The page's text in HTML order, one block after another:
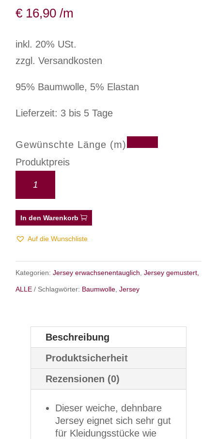
€ 16,90 /m
inkl. 20% USt.
zzgl. Versandkosten
95% Baumwolle, 5% Elastan
Lieferzeit: 3 bis 5 Tage
Gewünschte Länge (m)
Produktpreis
In den Warenkorb
Auf die Wunschliste
Kategorien:Jersey erwachsenentauglich ,Jersey gemustert,
ALLE Schlagwörter: Baumwolle ,Jersey
Beschreibung
Produktsicherheit
Rezensionen (0)
Dieser weiche, dehnbare
Jersey eignet sich sehr gut
für Kleidungsstücke wie